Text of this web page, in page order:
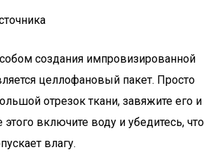
создания импровизированной
целлофановый пакет. Просто
отрезок ткани, завяжите его и
включите воду и убедитесь, что
влагу.